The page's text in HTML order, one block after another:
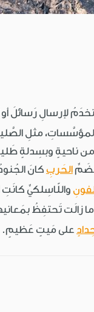
لإرسالِ رَسائلَ أو
مثلِ الصَّليبِ
ناحيةٍ وبسِدلةٍ
الحَربِ كانَ
واللّاسِلكيِّ كانَتِ
زالَت تَحتفِظُ
على مَيتٍ عَظيمٍ.